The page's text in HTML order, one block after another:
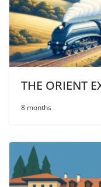
THE ORIENT
8 months